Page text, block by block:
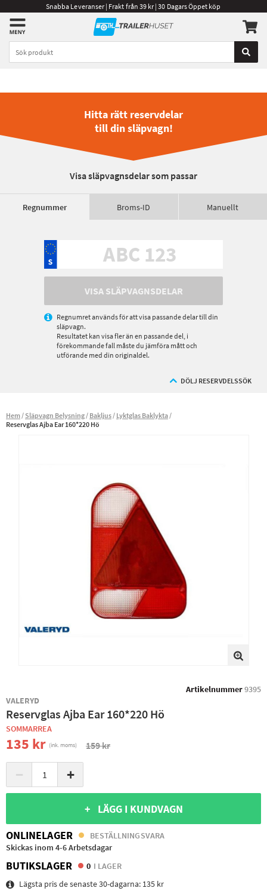
Snabba Leveranser | Frakt från 39 kr | 30 Dagars Öppet köp
Hitta rätt reservdelar
till din släpvagn!
Visa släpvagnsdelar som passar
Regnummer Broms-ID Manuellt
VISA SLÄPVAGNSDELAR
Regnumret används för att visa passande delar till din
släpvagn.
Resultatet kan visa fler än en passande del, i
förekommande fall måste du jämföra mått och
utförande med din originaldel.
DÖLJ RESERVDELSSÖK
Hem Släpvagn Belysning Bakljus Lyktglas Baklykta
Reservglas Ajba Ear 160*220 Hö
Artikelnummer9395
VALERYD
Reservglas Ajba Ear 160*220 Hö
SOMMARREA
135 kr (ink. moms) 159 kr
− +
+ LÄGG I KUNDVAGN
ONLINELAGER
BESTÄLLNINGSVARA
Skickas inom 4-6 Arbetsdagar
BUTIKSLAGER 0 I LAGER
Lägsta pris de senaste 30-dagarna: 135 kr